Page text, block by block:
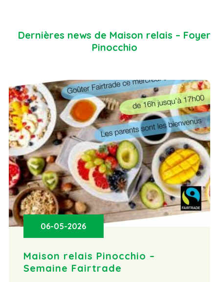
Dernières news de Maison relais – Foyer
Pinocchio
06-05-2026
Maison relais Pinocchio –
Semaine Fairtrade